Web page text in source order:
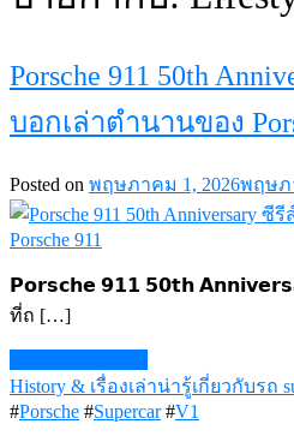
Porsche 911 50th
บอกเล่าตำนานของ
Posted on พฤษภาคม 1, 2026พฤษภ
𝗣𝗼𝗿𝘀𝗰𝗵𝗲 𝟵𝟭𝟭 𝟱𝟬𝘁𝗵
ที่ถ […]
History & เรื่องเล่าน่ารู้เกี่ยวกับรถ
#Porsche #Supercar #V1